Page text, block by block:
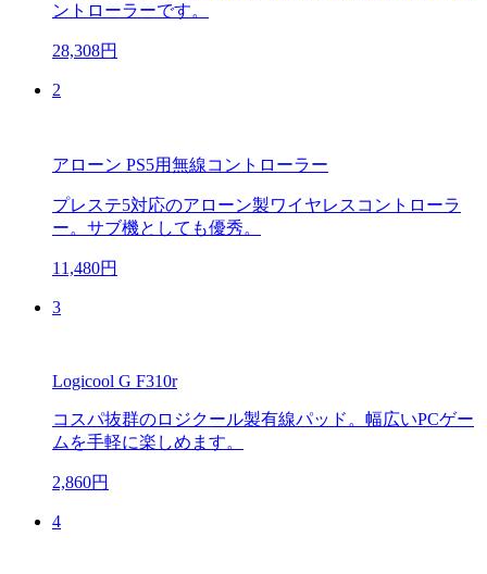
ントローラーです。
28,308円
2
アローン PS5用無線コントローラー
プレステ5対応のアローン製ワイヤレスコントローラ
ー。サブ機としても優秀。
11,480円
3
Logicool G F310r
コスパ抜群のロジクール製有線パッド。幅広いPCゲー
ムを手軽に楽しめます。
2,860円
4